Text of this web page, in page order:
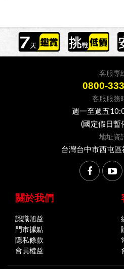
客服專
0800-
客服服務
週一至週五
(國定假日暫
地址資
台灣台中市西屯
關於我們
認識旭益
門市據點
隱私條款
會員權益